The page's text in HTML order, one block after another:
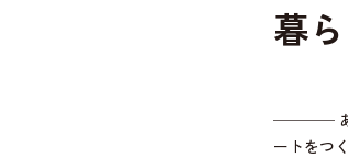
暮
──── あ
ートをつ